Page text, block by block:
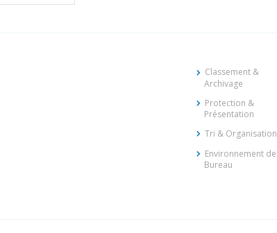
Classement &
Archivage
Protection &
Présentation
Tri & Organisation
Environnement de
Bureau